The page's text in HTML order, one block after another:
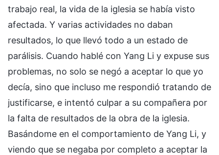
trabajo real, la vida de la iglesia se había visto
afectada. Y varias actividades no daban
resultados, lo que llevó todo a un estado de
parálisis. Cuando hablé con Yang Li y expuse sus
problemas, no solo se negó a aceptar lo que yo
decía, sino que incluso me respondió tratando de
justificarse, e intentó culpar a su compañera por
la falta de resultados de la obra de la iglesia.
Basándome en el comportamiento de Yang Li, y
viendo que se negaba por completo a aceptar la